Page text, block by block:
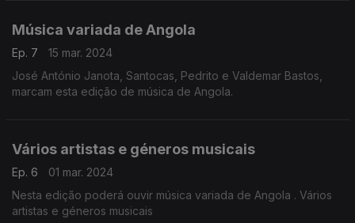
Música variada de Angola
Ep. 7
15 mar. 2024
José António Janota, Santocas, Pedrito e Valdemar Bastos,
marcam esta edição de música de Angola.
Vários artistas e géneros musicais
Ep. 6
01 mar. 2024
Nesta edição poderá ouvir música variada de Angola . Vários
artistas e géneros musicais